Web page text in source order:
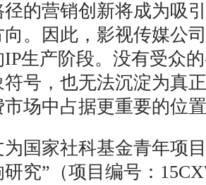
的营销创新将成为吸
。因此，影视传媒公
生产阶段。没有受众
号，也无法沉淀为真
场中占据更重要的位
为国家社科基金青年项
究”（项目编号：